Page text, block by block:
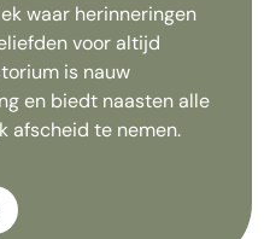
waar herinneringen
voor altijd
is nauw
en biedt naasten alle
afscheid te nemen.